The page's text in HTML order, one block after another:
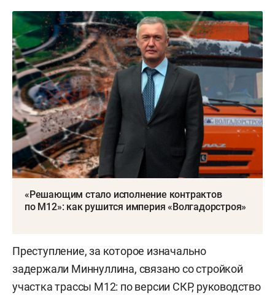
«Решающим стало исполнение контрактов
по М12»: как рушится империя «Волгадорстроя»
Преступление, за которое изначально
задержали Миннуллина, связано со стройкой
участка трассы М12: по версии СКР, руководство